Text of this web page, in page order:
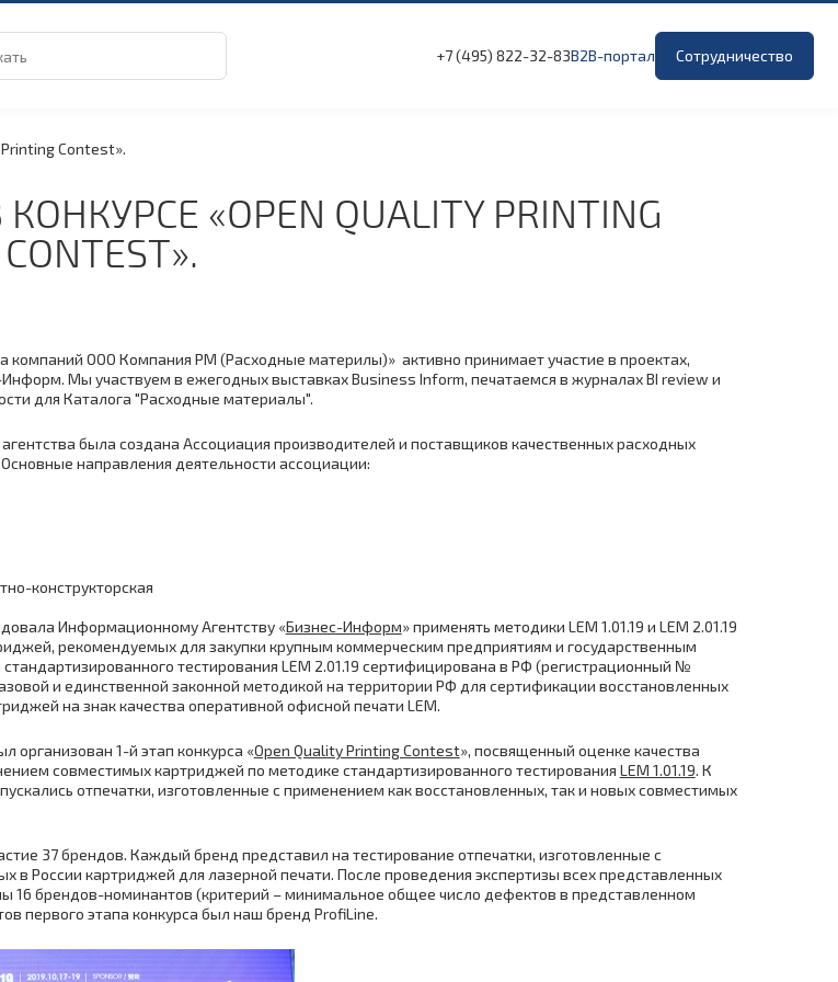
+7 (495) 822-32-83B2B-портал Сотрудничество
Contest».
«OPEN QUALITY PRINTING
CONTEST».
компаний ООО Компания РМ (Расходные материлы)» активно принимает участие в проектах,
Мы участвуем в ежегодных выставках Business Inform, печатаемся в журналах BI review и
для Каталога "Расходные материалы".
была создана Ассоциация производителей и поставщиков качественных расходных
направления деятельности ассоциации:
конструкторская
Информационному Агентству «Бизнес-Информ» применять методики LEM 1.01.19 и LEM 2.01.19
рекомендуемых для закупки крупным коммерческим предприятиям и государственным
тестирования LEM 2.01.19 сертифицирована в РФ (регистрационный №
и единственной законной методикой на территории РФ для сертификации восстановленных
на знак качества оперативной офисной печати LEM.
организован 1-й этап конкурса «Open Quality Printing Contest», посвященный оценке качества
совместимых картриджей по методике стандартизированного тестирования LEM 1.01.19. К
отпечатки, изготовленные с применением как восстановленных, так и новых совместимых
37 брендов. Каждый бренд представил на тестирование отпечатки, изготовленные с
в России картриджей для лазерной печати. После проведения экспертизы всех представленных
16 брендов-номинантов (критерий – минимальное общее число дефектов в представленном
первого этапа конкурса был наш бренд ProfiLine.